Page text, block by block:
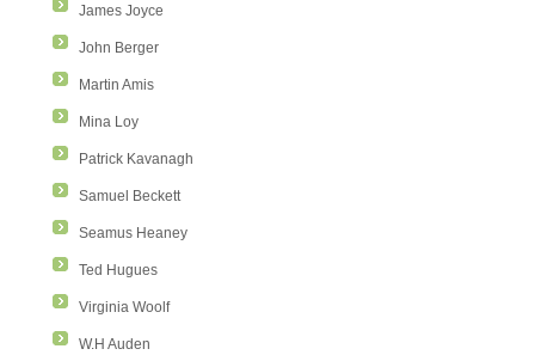
James Joyce
John Berger
Martin Amis
Mina Loy
Patrick Kavanagh
Samuel Beckett
Seamus Heaney
Ted Hugues
Virginia Woolf
W.H Auden